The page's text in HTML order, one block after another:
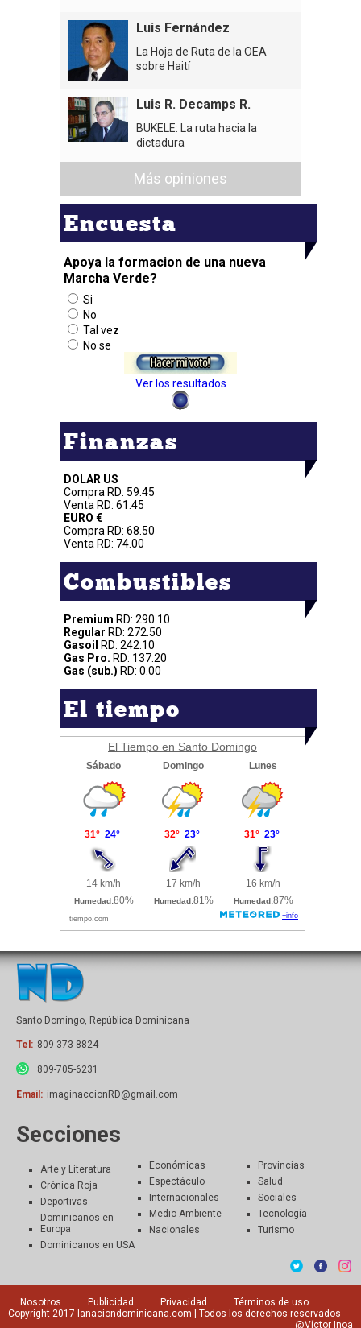
Luis Fernández
La Hoja de Ruta de la OEA
sobre Haití
Luis R. Decamps R.
BUKELE: La ruta hacia la
dictadura
Más opiniones
Encuesta
Apoya la formacion de una nueva
Marcha Verde?
Si
No
Tal vez
No se
Ver los resultados
Finanzas
DOLAR US
Compra RD: 59.45
Venta RD: 61.45
EURO €
Compra RD: 68.50
Venta RD: 74.00
Combustibles
Premium RD: 290.10
Regular RD: 272.50
Gasoil
RD: 242.10
Gas Pro. RD: 137.20
Gas (sub.) RD: 0.00
El tiempo
El Tiempo en Santo Domingo
Santo Domingo, República Dominicana
Tel: 809-373-8824
809-705-6231
Email: imaginaccionRD@gmail.com
Secciones
Arte y Literatura
Crónica Roja
Deportivas
Dominicanos en
Europa
Dominicanos en USA
Económicas
Espectáculo
Internacionales
Medio Ambiente
Nacionales
Provincias
Salud
Sociales
Tecnología
Turismo
Nosotros Publicidad Privacidad
Términos de uso
Copyright 2017 lanaciondominicana.com | Todos los derechos reservados
@Víctor Inoa